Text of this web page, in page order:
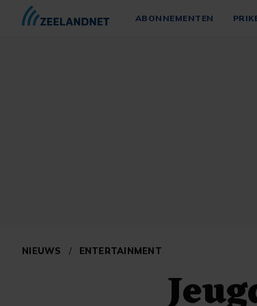
ABONNEMENTEN
NIEUWS / ENTERTAINMENT